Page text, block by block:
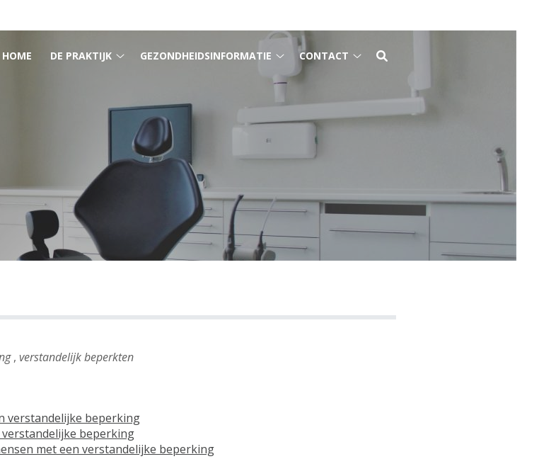
HOME DE PRAKTIJK
submenu
GEZONDHEIDSINFORMATIE
Gezondheidsinformatie
submenu
CONTACT
, verstandelijk beperkten
verstandelijke beperking
beperking
met een verstandelijke beperking